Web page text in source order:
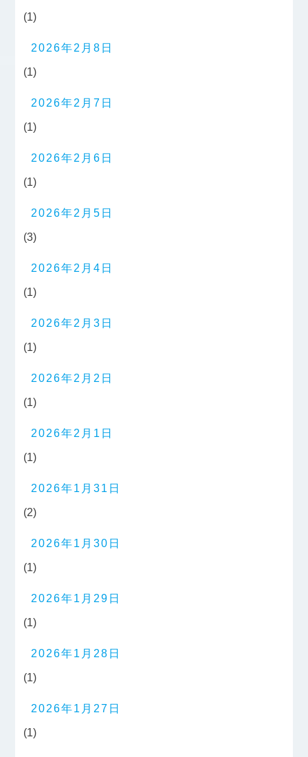
(1)
2026年2月8日
(1)
2026年2月7日
(1)
2026年2月6日
(1)
2026年2月5日
(3)
2026年2月4日
(1)
2026年2月3日
(1)
2026年2月2日
(1)
2026年2月1日
(1)
2026年1月31日
(2)
2026年1月30日
(1)
2026年1月29日
(1)
2026年1月28日
(1)
2026年1月27日
(1)